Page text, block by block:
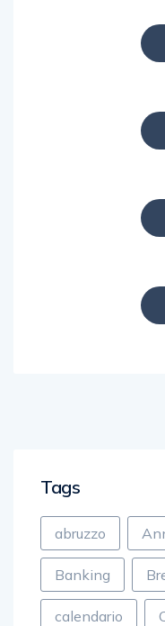
Tags
abruzzo
Banking
calendario